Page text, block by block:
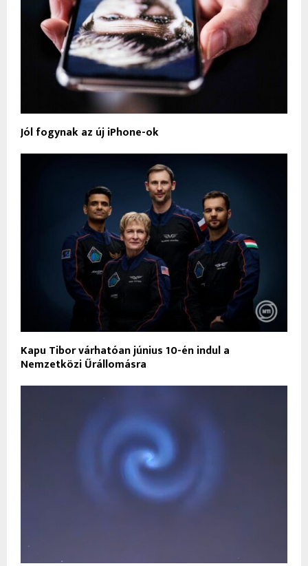
Jól fogynak az új iPhone-ok
Kapu Tibor várhatóan június 10-én indul a
Nemzetközi Űrállomásra